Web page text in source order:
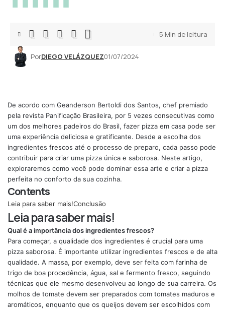
PorDIEGO VELÁZQUEZ01/07/2024
5 Min de leitura
De acordo com Geanderson Bertoldi dos Santos, chef premiado
pela revista Panificação Brasileira, por 5 vezes consecutivas como
um dos melhores padeiros do Brasil, fazer pizza em casa pode ser
uma experiência deliciosa e gratificante. Desde a escolha dos
ingredientes frescos até o processo de preparo, cada passo pode
contribuir para criar uma pizza única e saborosa. Neste artigo,
exploraremos como você pode dominar essa arte e criar a pizza
perfeita no conforto da sua cozinha.
Contents
Leia para saber mais!Conclusão
Leia para saber mais!
Qual é a importância dos ingredientes frescos?
Para começar, a qualidade dos ingredientes é crucial para uma
pizza saborosa. É importante utilizar ingredientes frescos e de alta
qualidade. A massa, por exemplo, deve ser feita com farinha de
trigo de boa procedência, água, sal e fermento fresco, seguindo
técnicas que ele mesmo desenvolveu ao longo de sua carreira. Os
molhos de tomate devem ser preparados com tomates maduros e
aromáticos, enquanto que os queijos devem ser escolhidos com